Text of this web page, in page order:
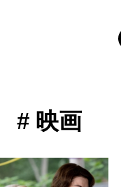
# 映画